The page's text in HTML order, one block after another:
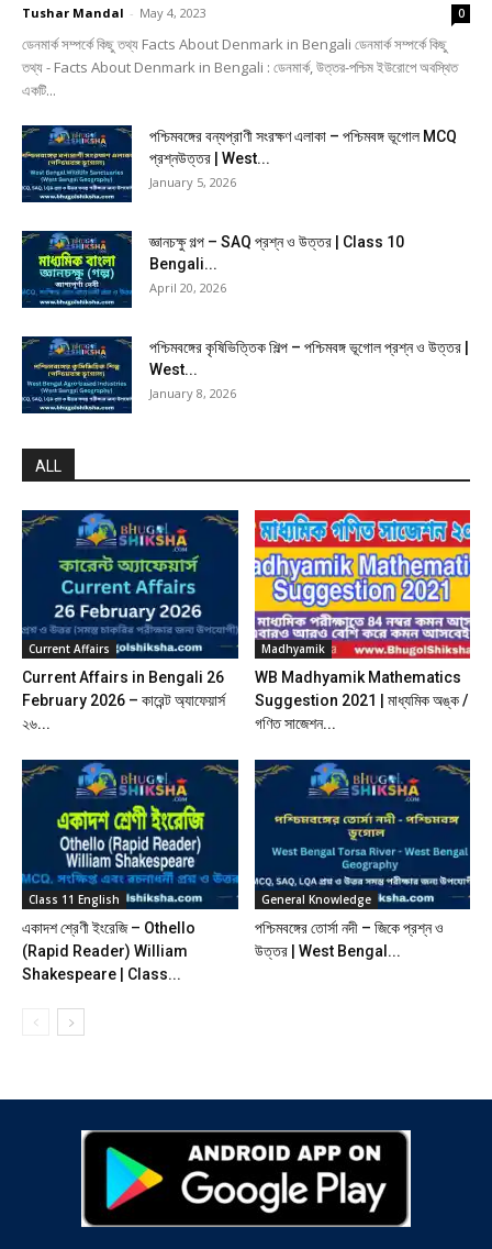
Tushar Mandal - May 4, 2023 0
ডেনমার্ক সম্পর্কে কিছু তথ্য Facts About Denmark in Bengali ডেনমার্ক সম্পর্কে কিছু
তথ্য - Facts About Denmark in Bengali : ডেনমার্ক, উত্তর-পশ্চিম ইউরোপে অবস্থিত
একটি...
পশ্চিমবঙ্গের বন্যপ্রাণী সংরক্ষণ এলাকা – পশ্চিমবঙ্গ ভূগোল MCQ
প্রশ্নউত্তর | West...
January 5, 2026
জ্ঞানচক্ষু গল্প – SAQ প্রশ্ন ও উত্তর | Class 10
Bengali...
April 20, 2026
পশ্চিমবঙ্গের কৃষিভিত্তিক শিল্প – পশ্চিমবঙ্গ ভূগোল প্রশ্ন ও উত্তর |
West...
January 8, 2026
ALL
Current Affairs
Current Affairs in Bengali 26
February 2026 – কারেন্ট অ্যাফেয়ার্স
২৬...
Madhyamik
WB Madhyamik Mathematics
Suggestion 2021 | মাধ্যমিক অঙ্ক /
গণিত সাজেশন...
Class 11 English
একাদশ শ্রেণী ইংরেজি – Othello
(Rapid Reader) William
Shakespeare | Class...
General Knowledge
পশ্চিমবঙ্গের তোর্সা নদী – জিকে প্রশ্ন ও
উত্তর | West Bengal...